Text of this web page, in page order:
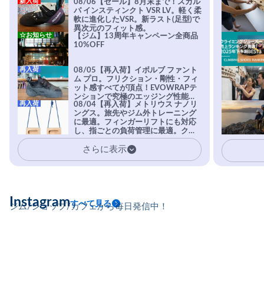
08/06【セール】8月末まで！スカル
パ インスティンクト VSR LV。軽く柔
軟に進化したVSR。新ラスト(足型)で
異次元のフィット感。
【ジム】13周年キャンペーン全商品
10%OFF
☆お知らせ
08/05【再入荷】イボルブ ファント
ム プロ。フリクション・剛性・フィ
ット感すべてが頂点！EVOWRAPテ
ンションで究極のエッジング性能を
実現。進化系ラバーEvo-74はTRAX
を凌駕する粘着力で極小ホールドに
安心感。
再入荷
08/04【再入荷】メトリウス ナノリ
ングス。旅先やジム外トレーニング
に最適。フィンガーリフトにも対応
し、指ごとの負荷管理に最適。クラ
イマーの指を本気で鍛えるギア。
再入荷
さらに表示
ジム/ショップ/カフェから毎日発信中！
Instagramすべて見る